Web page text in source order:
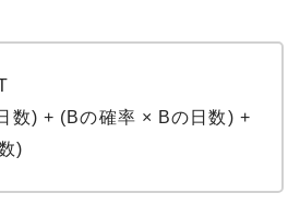
数) + (Bの確率 × Bの日数) +
)